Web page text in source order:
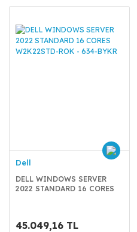
Dell
DELL WINDOWS SERVER
2022 STANDARD 16 CORES
45.049,16 TL